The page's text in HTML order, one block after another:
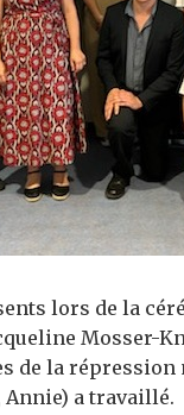
lors de la
Mosser-
de la
a travaillé.